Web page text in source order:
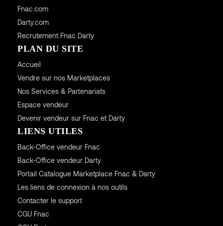
Fnac.com
Darty.com
Recrutement Fnac Darty
PLAN DU SITE
Accueil
Vendre sur nos Marketplaces
Nos Services & Partenariats
Espace vendeur
Devenir vendeur sur Fnac et Darty
LIENS UTILES
Back-Office vendeur Fnac
Back-Office vendeur Darty
Portail Catalogue Marketplace Fnac & Darty
Les liens de connexion à nos outils
Contacter le support
CGUFnac